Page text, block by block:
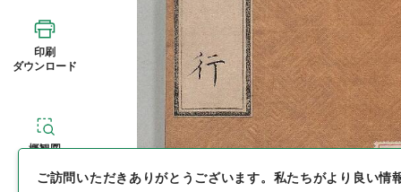
印刷
ダウンロード
概観図
ご訪問いただきありがとうございます。 私たちがより良い情